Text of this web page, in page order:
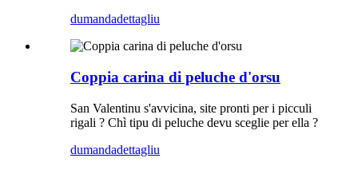
dumandadettagliu
Coppia carina di peluche d'orsu
San Valentinu s'avvicina, site pronti per i picculi
rigali ? Chì tipu di peluche devu sceglie per ella ?
dumandadettagliu